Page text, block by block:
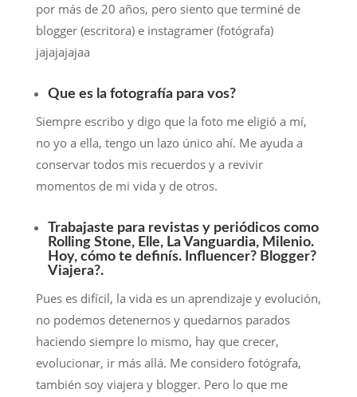
por más de 20 años, pero siento que terminé de
blogger (escritora) e instagramer (fotógrafa)
jajajajajaa
Que es la fotografía para vos?
Siempre escribo y digo que la foto me eligió a mí,
no yo a ella, tengo un lazo único ahí. Me ayuda a
conservar todos mis recuerdos y a revivir
momentos de mi vida y de otros.
Trabajaste para revistas y periódicos como
Rolling Stone, Elle, La Vanguardia, Milenio.
Hoy, cómo te definís. Influencer? Blogger?
Viajera?.
Pues es difícil, la vida es un aprendizaje y evolución,
no podemos detenernos y quedarnos parados
haciendo siempre lo mismo, hay que crecer,
evolucionar, ir más allá. Me considero fotógrafa,
también soy viajera y blogger. Pero lo que me